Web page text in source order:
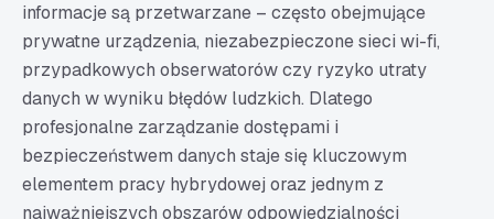
informacje są przetwarzane – często obejmujące
prywatne urządzenia, niezabezpieczone sieci wi-fi,
przypadkowych obserwatorów czy ryzyko utraty
danych w wyniku błędów ludzkich. Dlatego
profesjonalne zarządzanie dostępami i
bezpieczeństwem danych staje się kluczowym
elementem pracy hybrydowej oraz jednym z
najważniejszych obszarów odpowiedzialności